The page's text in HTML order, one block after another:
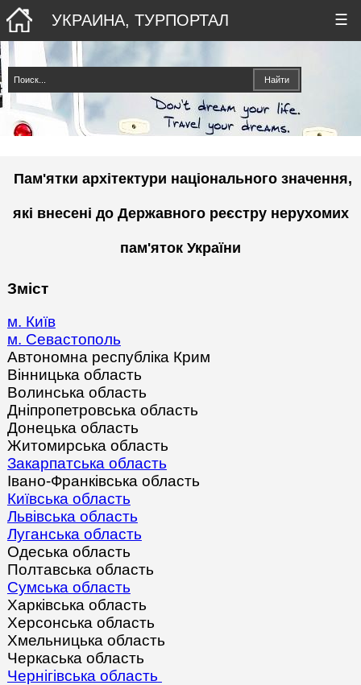
УКРАИНА, ТУРПОРТАЛ ☰
Пам'ятки архітектури національного значення,
які внесені до Державного реєстру нерухомих
пам'яток України
Зміст
м. Київ
м. Севастополь
Автономна республіка Крим
Вінницька область
Волинська область
Дніпропетровська область
Донецька область
Житомирська область
Закарпатська область
Івано-Франківська область
Київська область
Львівська область
Луганська область
Одеська область
Полтавська область
Сумська область
Харківська область
Херсонська область
Хмельницька область
Черкаська область
Чернігівська область